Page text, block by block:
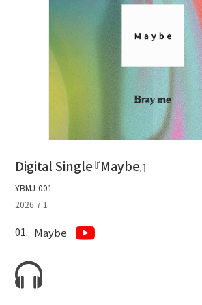
STORE
BLOG
アンリ
Digital Single『Maybe』
YBMJ-001
2026.7.1
Maybe